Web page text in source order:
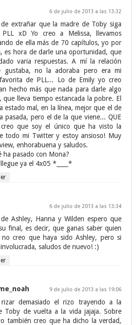
6 de julio de 2013 a las 13:32
extrañar que la madre de Toby siga
xD Yo creo a Melissa, llevamos
de ella más de 70 capítulos, yo por
es hora de darle una oportunidad, que
varia respuestas. A mí la relación
gustaba, no la adoraba pero era mi
de PLL... Lo de Emily yo creo
hecho más que nada para darle algo
que lleva tiempo estancada la pobre. El
estado mal, en la línea, mejor que el de
pasada, pero el de la que viene... QUE
creo que soy el único que ha visto la
todo mi Twitter y estoy ansioso! Muy
enhorabuena y saludos.
ha pasado con Mona?
ya el 4x05 *____*
6 de julio de 2013 a las 13:34
Ashley, Hanna y Wilden espero que
final, es decir, que ganas saber quien
no creo que haya sido Ashley, pero si
saludos de nuevo! :)
9 de julio de 2013 a las 19:06
rizar demasiado el rizo trayendo a la
Toby de vuelta a la vida jajaja. Sobre
también creo que ha dicho la verdad,